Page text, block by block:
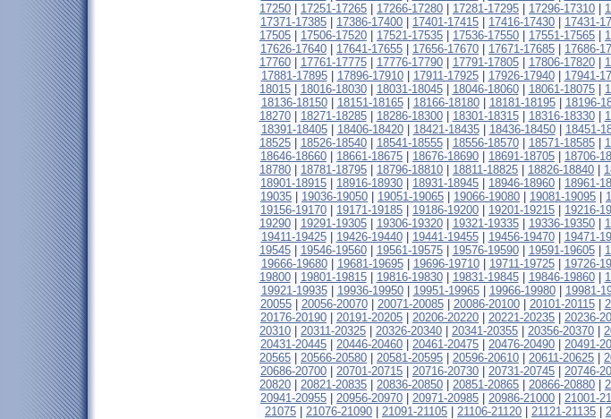
17250
17251-17265 17266-17280 17281-17295 17296-17310
17371-17385
17386-17400 17401-17415 17416-17430 17431-
17505
17506-17520 17521-17535 17536-17550 17551-17565
17626-17640
17641-17655 17656-17670 17671-17685 17686-
17760| 17761-17775| 17776-17790| 17791-17805| 17806-17820|
17881-17895| 17896-17910| 17911-17925| 17926-17940| 17941-
18015| 18016-18030| 18031-18045| 18046-18060| 18061-18075|
18136-18150| 18151-18165| 18166-18180| 18181-18195| 18196-
18270| 18271-18285| 18286-18300| 18301-18315| 18316-18330|
18391-18405| 18406-18420| 18421-18435| 18436-18450| 18451-
18525| 18526-18540| 18541-18555| 18556-18570| 18571-18585|
18646-18660
18661-18675 18676-18690 18691-18705 18706-
18780
18781-18795 18796-18810 18811-18825 18826-18840
18901-18915
18916-18930 18931-18945 18946-18960 18961-
19035
19036-19050 19051-19065 19066-19080 19081-19095
19156-19170
19171-19185 19186-19200 19201-19215 19216-
19290| 19291-19305| 19306-19320| 19321-19335| 19336-19350|
19411-19425| 19426-19440| 19441-19455| 19456-19470| 19471-
19545| 19546-19560| 19561-19575| 19576-19590| 19591-19605|
19666-19680| 19681-19695| 19696-19710| 19711-19725| 19726-
19800| 19801-19815| 19816-19830| 19831-19845| 19846-19860|
19921-19935| 19936-19950| 19951-19965| 19966-19980| 19981-
20055| 20056-20070| 20071-20085| 20086-20100| 20101-20115|
20176-20190
20191-20205 20206-20220 20221-20235 20236-
20310
20311-20325 20326-20340 20341-20355 20356-20370
20431-20445
20446-20460 20461-20475 20476-20490 20491-
20565
20566-20580 20581-20595 20596-20610 20611-20625
20686-20700
20701-20715 20716-20730 20731-20745 20746-
20820
20821-20835 20836-20850 20851-20865 20866-20880
20941-20955
20956-20970 20971-20985 20986-21000 21001-
21075
21076-21090 21091-21105 21106-21120 21121-21135